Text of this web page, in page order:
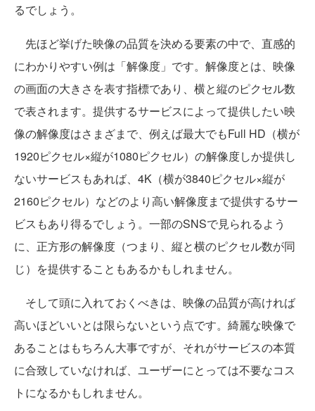
るでしょう。
先ほど挙げた映像の品質を決める要素の中で、直感的
にわかりやすい例は「解像度」です。解像度とは、映像
の画面の大きさを表す指標であり、横と縦のピクセル数
で表されます。提供するサービスによって提供したい映
像の解像度はさまざまで、例えば最大でもFull HD（横が
1920ピクセル×縦が1080ピクセル）の解像度しか提供し
ないサービスもあれば、4K（横が3840ピクセル×縦が
2160ピクセル）などのより高い解像度まで提供するサー
ビスもあり得るでしょう。一部のSNSで見られるよう
に、正方形の解像度（つまり、縦と横のピクセル数が同
じ）を提供することもあるかもしれません。
そして頭に入れておくべきは、映像の品質が高ければ
高いほどいいとは限らないという点です。綺麗な映像で
あることはもちろん大事ですが、それがサービスの本質
に合致していなければ、ユーザーにとっては不要なコス
トになるかもしれません。